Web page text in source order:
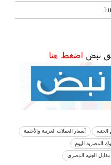
نبض اضغط هنا
الجنيه أسعار العملات العربية والأجنبية
المصرية اليوم
مقابل الجنيه المصري